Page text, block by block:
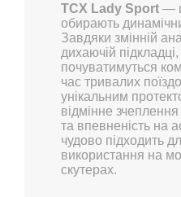
TCX Lady Sport —
обирають
Завдяки змінній
дихаючій
почуватимуться
час тривалих
унікальним
відмінне
та впевненість на
чудово підходить
використання на
скутерах.